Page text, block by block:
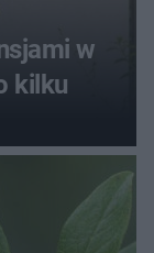
w
kilku